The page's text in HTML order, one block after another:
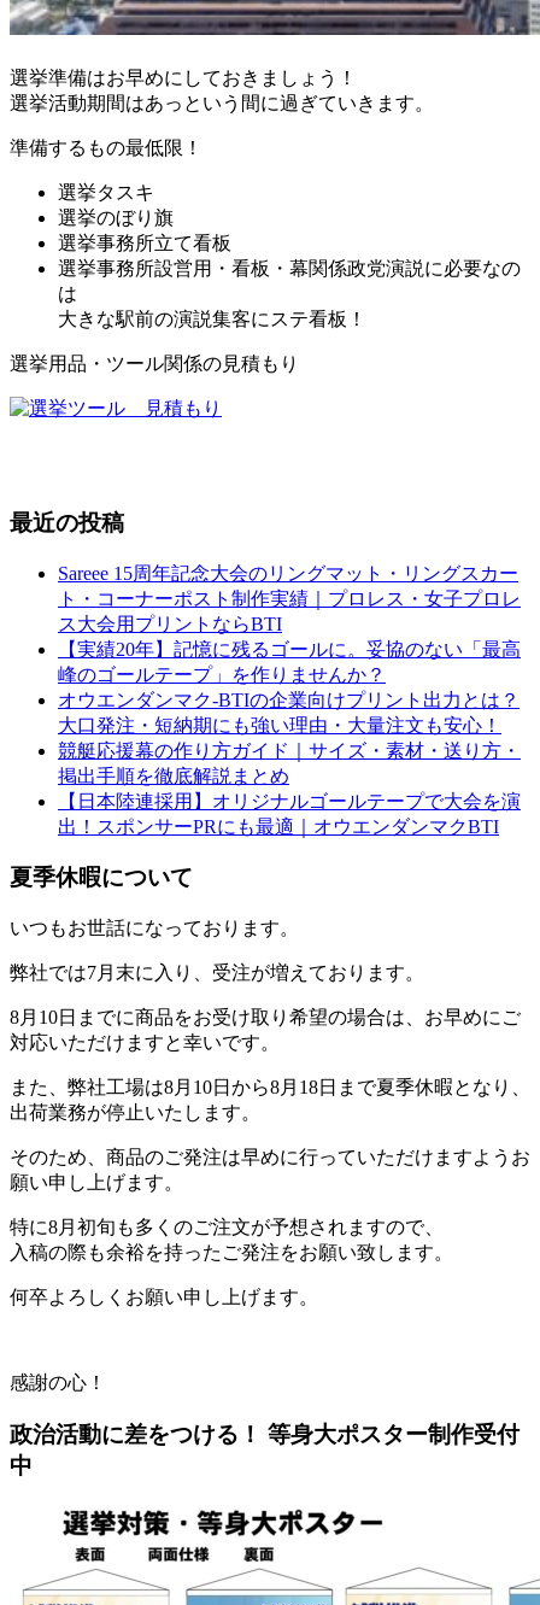
選挙準備はお早めにしておきましょう！
選挙活動期間はあっという間に過ぎていきます。
準備するもの最低限！
選挙タスキ
選挙のぼり旗
選挙事務所立て看板
選挙事務所設営用・看板・幕関係政党演説に必要なの
は
大きな駅前の演説集客にステ看板！
選挙用品・ツール関係の見積もり
最近の投稿
Sareee 15周年記念大会のリングマット・リングスカー
ト・コーナーポスト制作実績｜プロレス・女子プロレ
ス大会用プリントならBTI
【実績20年】記憶に残るゴールに。妥協のない「最高
峰のゴールテープ」を作りませんか？
オウエンダンマク-BTIの企業向けプリント出力とは？
大口発注・短納期にも強い理由・大量注文も安心！
競艇応援幕の作り方ガイド｜サイズ・素材・送り方・
掲出手順を徹底解説まとめ
【日本陸連採用】オリジナルゴールテープで大会を演
出！スポンサーPRにも最適｜オウエンダンマクBTI
夏季休暇について
いつもお世話になっております。
弊社では7月末に入り、受注が増えております。
8月10日までに商品をお受け取り希望の場合は、お早めにご
対応いただけますと幸いです。
また、弊社工場は8月10日から8月18日まで夏季休暇となり、
出荷業務が停止いたします。
そのため、商品のご発注は早めに行っていただけますようお
願い申し上げます。
特に8月初旬も多くのご注文が予想されますので、
入稿の際も余裕を持ったご発注をお願い致します。
何卒よろしくお願い申し上げます。
感謝の心！
政治活動に差をつける！ 等身大ポスター制作受付
中